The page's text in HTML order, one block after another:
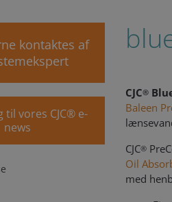
kontaktes af
til vores CJC® e-
news
CJC®
Baleen
CJC®
Oil
med